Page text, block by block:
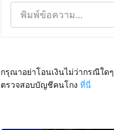
กรุณาอย่าโอนเงินไม่ว่ากรณีใด
ตรวจสอบบัญชีคนโกง ที่นี่